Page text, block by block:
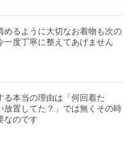
めるように大切なお着物も次の
一度丁寧に整えてあげません
る本当の理由は「何回着た
放置してた？」では無くその時
なのです